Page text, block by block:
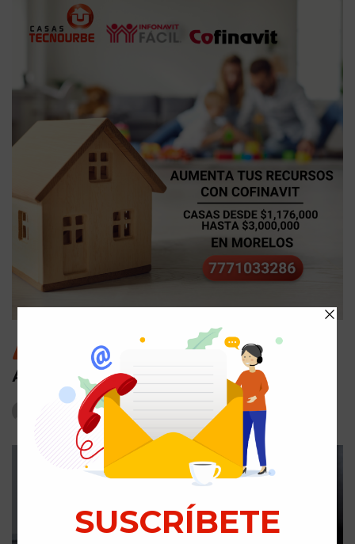
TIPOS DE CRÉDITO
Aumenta tus recursos con Cofinavit
WPTecno Mar 14, 2025